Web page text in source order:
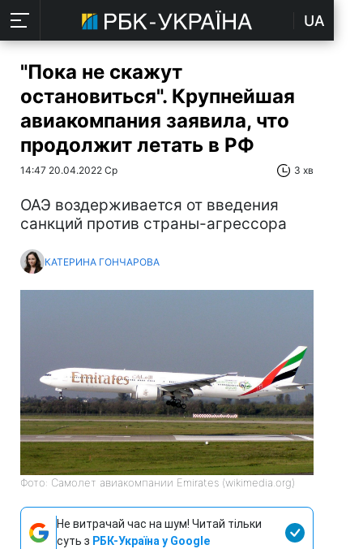
UA
"Пока не скажут
остановиться". Крупнейшая
авиакомпания заявила, что
продолжит летать в РФ
14:47 20.04.2022 Ср 3 хв
ОАЭ воздерживается от введения
санкций против страны-агрессора
КАТЕРИНА ГОНЧАРОВА
Фото: Самолет авиакомпании Emirates (wikimedia.org)
Не витрачай час на шум! Читай тільки
суть з РБК-Україна у Google